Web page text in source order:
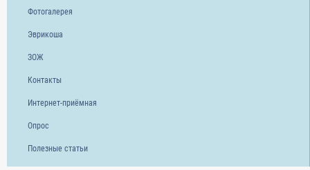
Фотогалерея
Эврикоша
ЗОЖ
Контакты
Интернет-приёмная
Опрос
Полезные статьи